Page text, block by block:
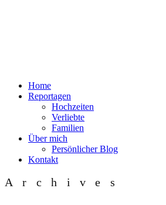
Home
Reportagen
Hochzeiten
Verliebte
Familien
Über mich
Persönlicher Blog
Kontakt
Archives